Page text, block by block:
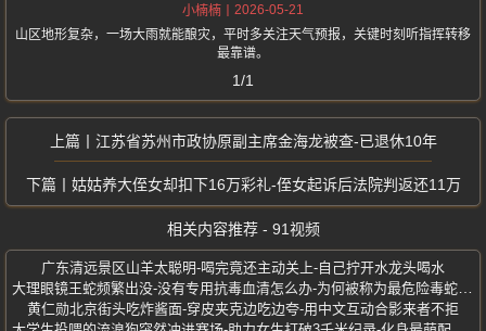
小楠楠
2026-05-21
山区地形复杂，一场大雨就能酿灾，平时多关注天气预报，关键时刻听指挥转移
最靠谱。
1/1
江苏省苏州市政协原副主席金海龙被查-已退休10年
姑姑养大侄女却扣下16万彩礼-侄女起诉后法院判返还11万
相关内容推荐 - 91视频
广东清远景区山羊太聪明-喝完竟还主动关上-自己拧开水龙头喝水
黄仁勋北京街头吃炸酱面-穿皮夹克边吃边夸-用中文互动合影来者不拒